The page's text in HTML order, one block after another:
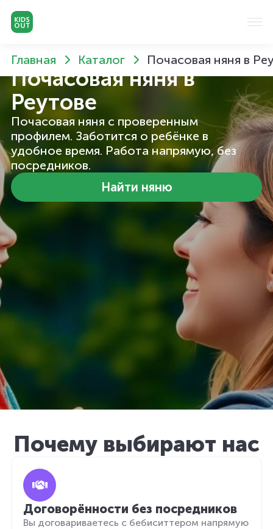
Главная Каталог Почасовая няня в
Почасовая няня в
Реутове
Почасовая няня с проверенным
профилем. Заботится о ребёнке в
удобное время. Работа напрямую, без
посредников.
Найти няню
Почему выбирают нас
Договорённости без посредников
Вы договариваетесь с бебиситтером напрямую